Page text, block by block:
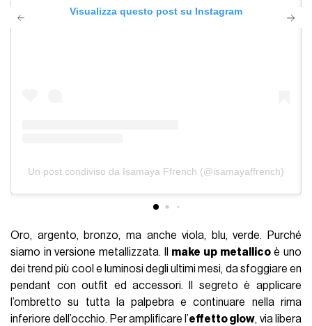
Visualizza questo post su Instagram
Un post condiviso da Isamaya Ffrench (@isamayaffrench)
Oro, argento, bronzo, ma anche viola, blu, verde. Purché
siamo in versione metallizzata. Il make up metallicoè uno
dei trend più cool e luminosi degli ultimi mesi, da sfoggiare en
pendant con outfit ed accessori. Il segreto è applicare
l’ombretto su tutta la palpebra e continuare nella rima
inferiore dell’occhio. Per amplificare l’effetto glow, via libera